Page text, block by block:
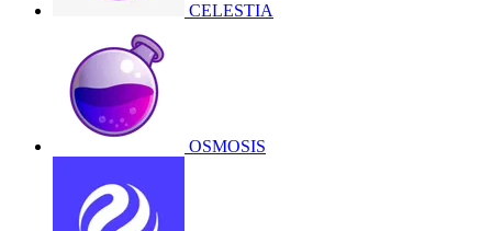
CELESTIA
OSMOSIS